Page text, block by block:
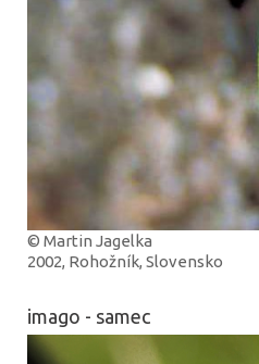
© Martin Jagelka
2002, Rohožník, Slovensko
imago - samec